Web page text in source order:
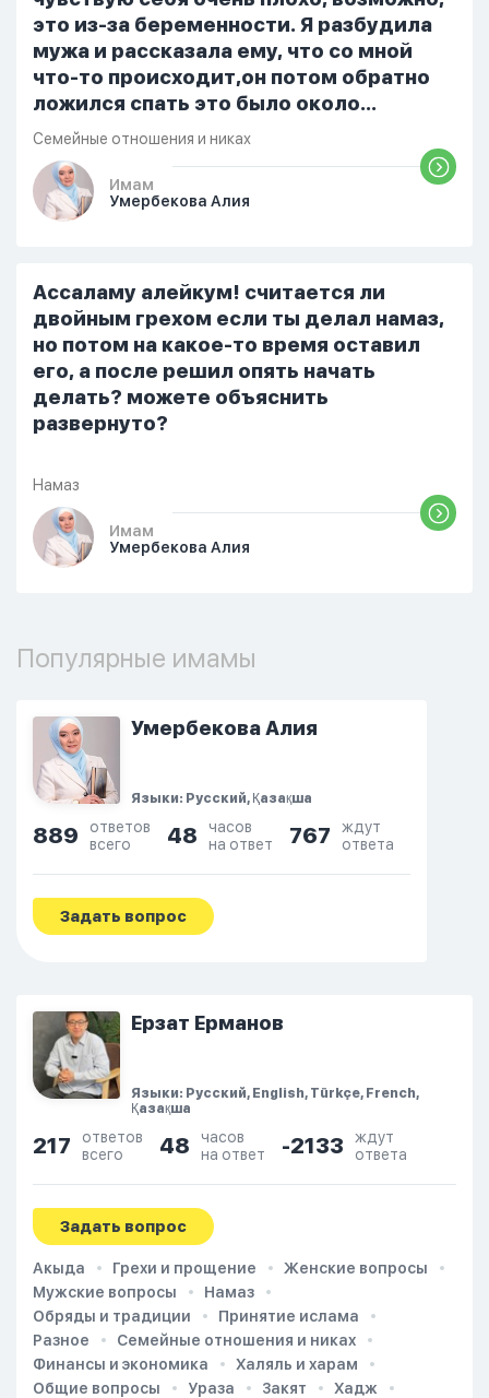
это из-за беременности. Я разбудила
мужа и рассказала ему, что со мной
что-то происходит,он потом обратно
ложился спать это было около
одиннадцати вечера. Но я снова
разбудила его, сказав, что мне плохо.
Он ответил: «Я живу с больными». Мне
стало очень обидно, и я решила
проснулся и спросил, что случилось. И
я рассказала о своих проблемах. Затем
я сказала ему:...
Семейные отношения и никах
Имам
Умербекова Алия
Ассаламу алейкум! считается ли
двойным грехом если ты делал намаз,
но потом на какое-то время оставил
его, а после решил опять начать
делать? можете объяснить
развернуто?
Намаз
Имам
Умербекова Алия
Популярные имамы
Умербекова Алия
Языки: Русский, Қазақша
889
ответов
всего
48
часов
на ответ
767
ждут
ответа
Задать вопрос
Ерзат Ерманов
Языки: Русский, English, Türkçe, French,
Қазақша
217
ответов
всего
48
часов
на ответ
-2133
ждут
ответа
Задать вопрос
Акыда Грехи и прощение
Женские вопросы
Мужские вопросы
Намаз
Обряды и традиции
Принятие ислама
Разное
Семейные отношения и никах
Финансы и экономика
Халяль и харам
Общие вопросы
Ураза Закят
Хадж